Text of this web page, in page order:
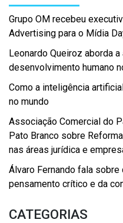
Grupo OM recebeu
Advertising para o Mídia
Leonardo Queiroz aborda
desenvolvimento humano
Como a inteligência
no mundo
Associação Comercial do
Pato Branco sobre
nas áreas jurídica e
Álvaro Fernando fala
pensamento crítico e da
CATEGORIAS